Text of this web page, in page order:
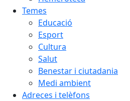
Temes
Educació
Esport
Cultura
Salut
Benestar i ciutadania
Medi ambient
Adreces i telèfons